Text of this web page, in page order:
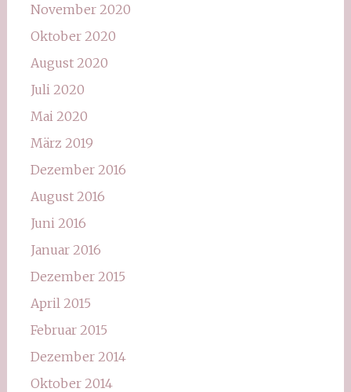
November 2020
Oktober 2020
August 2020
Juli 2020
Mai 2020
März 2019
Dezember 2016
August 2016
Juni 2016
Januar 2016
Dezember 2015
April 2015
Februar 2015
Dezember 2014
Oktober 2014